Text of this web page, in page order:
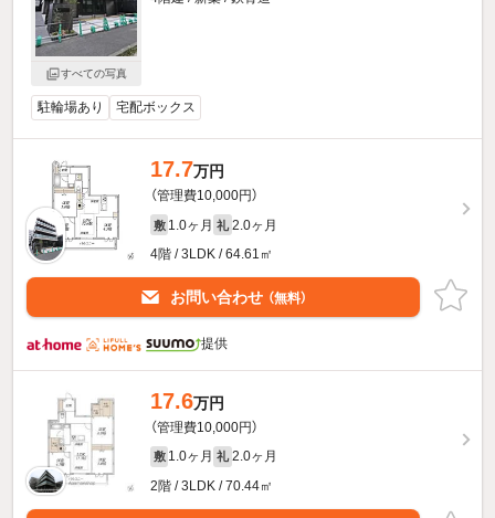
すべての写真
駐輪場あり 宅配ボックス
17.7万円
（管理費10,000円）
敷 1.0ヶ月 礼 2.0ヶ月
4階 / 3LDK / 64.61㎡
お問い合わせ （無料）
提供
17.6万円
（管理費10,000円）
敷 1.0ヶ月 礼 2.0ヶ月
2階 / 3LDK / 70.44㎡